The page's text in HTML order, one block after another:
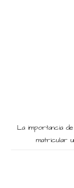
La importancia
matricular